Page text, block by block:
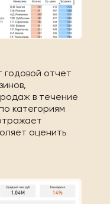
отчет
в течение
категориям
оценить